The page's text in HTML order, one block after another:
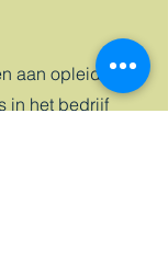
aan opleiding of
in het bedrijf